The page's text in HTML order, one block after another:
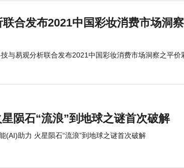
合发布2021中国彩妆消费市场洞
与易观分析联合发布2021中国彩妆消费市场洞察之平价
陨石“流浪”到地球之谜首次破解
(AI)助力 火星陨石“流浪”到地球之谜首次破解